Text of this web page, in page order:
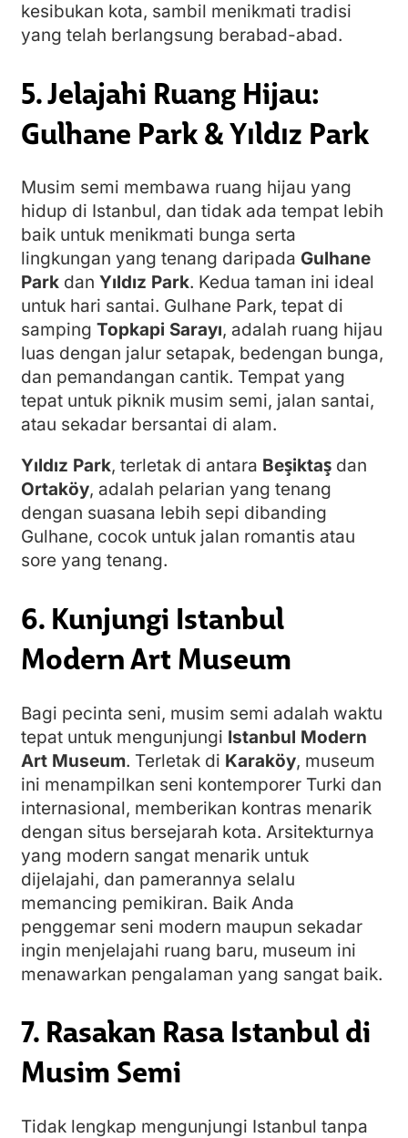
kesibukan kota, sambil menikmati tradisi
yang telah berlangsung berabad-abad.
5. Jelajahi Ruang Hijau:
Gulhane Park & Yıldız Park
Musim semi membawa ruang hijau yang
hidup di Istanbul, dan tidak ada tempat lebih
baik untuk menikmati bunga serta
lingkungan yang tenang daripada Gulhane
Park dan Yıldız Park. Kedua taman ini ideal
untuk hari santai. Gulhane Park, tepat di
samping Topkapi Sarayı, adalah ruang hijau
luas dengan jalur setapak, bedengan bunga,
dan pemandangan cantik. Tempat yang
tepat untuk piknik musim semi, jalan santai,
atau sekadar bersantai di alam.
Yıldız Park, terletak di antara Beşiktaş dan
Ortaköy, adalah pelarian yang tenang
dengan suasana lebih sepi dibanding
Gulhane, cocok untuk jalan romantis atau
sore yang tenang.
6. Kunjungi Istanbul
Modern Art Museum
Bagi pecinta seni, musim semi adalah waktu
tepat untuk mengunjungi Istanbul Modern
Art Museum. Terletak di Karaköy, museum
ini menampilkan seni kontemporer Turki dan
internasional, memberikan kontras menarik
dengan situs bersejarah kota. Arsitekturnya
yang modern sangat menarik untuk
dijelajahi, dan pamerannya selalu
memancing pemikiran. Baik Anda
penggemar seni modern maupun sekadar
ingin menjelajahi ruang baru, museum ini
menawarkan pengalaman yang sangat baik.
7. Rasakan Rasa Istanbul di
Musim Semi
Tidak lengkap mengunjungi Istanbul tanpa